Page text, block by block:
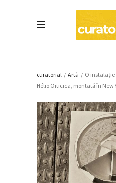
curatorial / Artǎ / O instalație
Hélio Oiticica, montată în New